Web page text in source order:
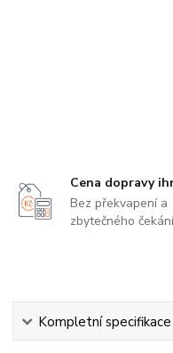
Cena dopravy
Bez překvapení a
zbytečného čekání
Kompletní specifikace